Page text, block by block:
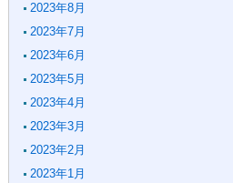
2023年8月
2023年7月
2023年6月
2023年5月
2023年4月
2023年3月
2023年2月
2023年1月